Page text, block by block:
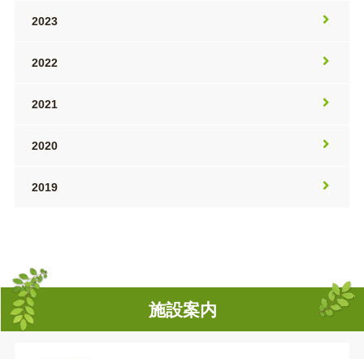
2023
2022
2021
2020
2019
施設案内